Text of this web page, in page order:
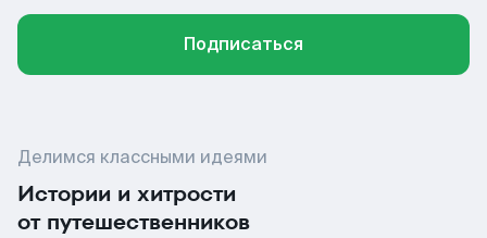
Подписаться
Делимся классными идеями
Истории и хитрости
от путешественников